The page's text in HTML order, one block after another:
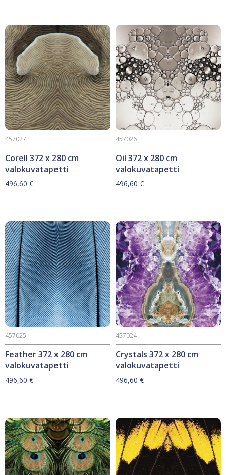
Corell 372 x 280 cm
valokuvatapetti
457027
496,60 €
Oil 372 x 280 cm
valokuvatapetti
457026
496,60 €
Feather 372 x 280 cm
valokuvatapetti
457025
496,60 €
Crystals 372 x 280 cm
valokuvatapetti
457024
496,60 €